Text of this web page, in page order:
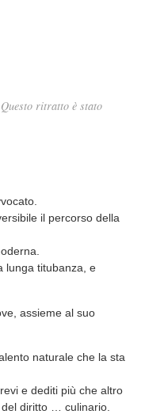
ritratto è stato
il percorso della
lunga titubanza, e
assieme al suo
naturale che la sta
e dediti più che altro
diritto … culinario.